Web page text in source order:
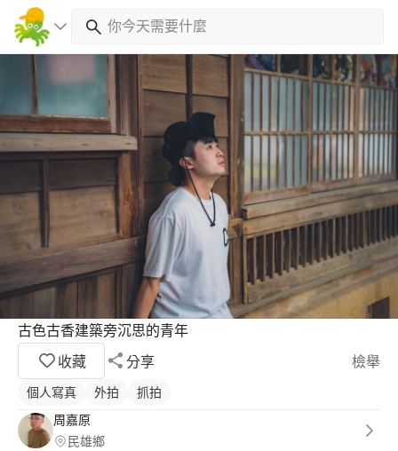
古色古香建築旁沉思的青年
收藏
分享 檢舉
個人寫真 外拍
抓拍
周嘉原
民雄鄉